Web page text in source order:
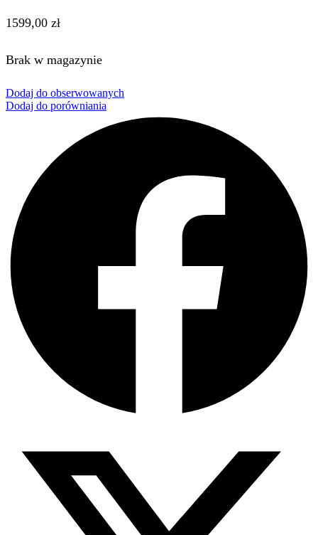
1599,00 zł
Brak w magazynie
Dodaj do obserwowanych
Dodaj do porówniania